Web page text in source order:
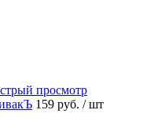
просмотр
159 руб. / шт